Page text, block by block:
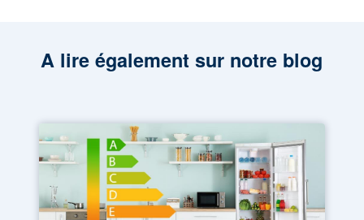
A lire également sur notre blog